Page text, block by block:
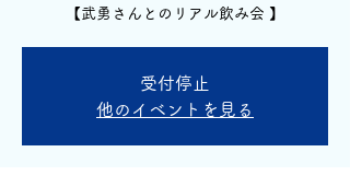
【武勇さんとのリアル飲み会 】
受付停止
他のイベントを見る